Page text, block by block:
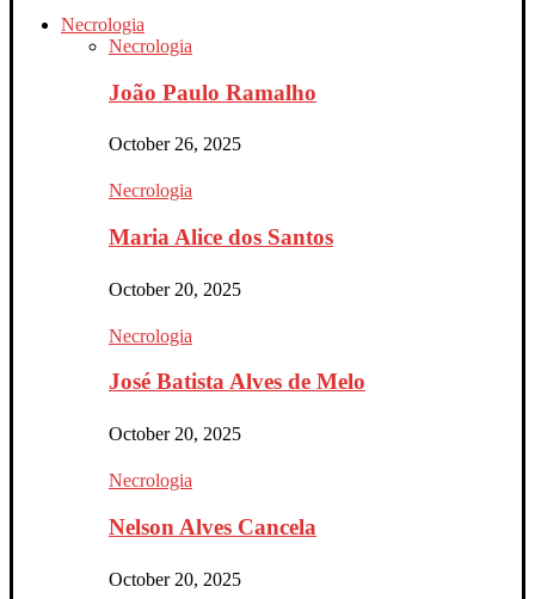
Necrologia
Necrologia
João Paulo Ramalho
October 26, 2025
Necrologia
Maria Alice dos Santos
October 20, 2025
Necrologia
José Batista Alves de Melo
October 20, 2025
Necrologia
Nelson Alves Cancela
October 20, 2025